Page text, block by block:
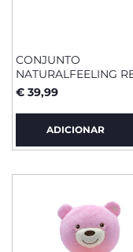
CONJUNTO
NATURALFEELING
NASCIDO
€ 39,99
ADICIONAR